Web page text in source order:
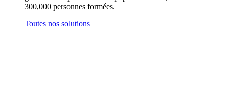
300,000 personnes formées.
Toutes nos solutions